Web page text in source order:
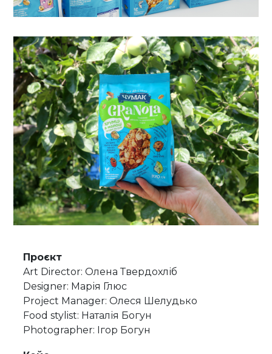
Проєкт
Art Director: Олена Твердохліб
Designer: Марія Глюс
Project Manager: Олеся Шелудько
Food stylist: Наталія Богун
Photographer: Ігор Богун